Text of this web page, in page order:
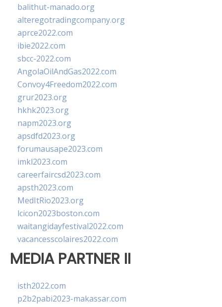
balithut-manado.org
alteregotradingcompany.org
aprce2022.com
ibie2022.com
sbcc-2022.com
AngolaOilAndGas2022.com
Convoy4Freedom2022.com
grur2023.org
hkhk2023.org
napm2023.org
apsdfd2023.org
forumausape2023.com
imkl2023.com
careerfaircsd2023.com
apsth2023.com
MedItRio2023.org
lcicon2023boston.com
waitangidayfestival2022.com
vacancesscolaires2022.com
MEDIA PARTNER II
isth2022.com
p2b2pabi2023-makassar.com